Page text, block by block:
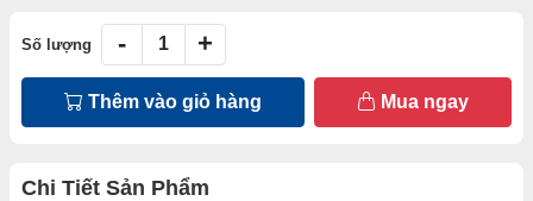
Số lượng - +
Thêm vào giỏ hàng Mua ngay
Chi Tiết Sản Phẩm